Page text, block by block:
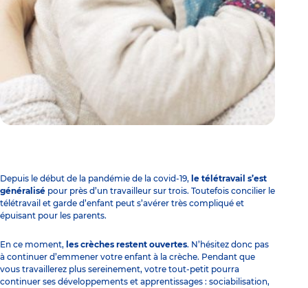
Depuis le début de la pandémie de la covid-19, le télétravail s’est
généralisé pour près d’un travailleur sur trois. Toutefois concilier le
télétravail et garde d’enfant peut s’avérer très compliqué et
épuisant pour les parents.
En ce moment, les crèches restent ouvertes. N’hésitez donc pas
à continuer d’emmener votre enfant à la crèche. Pendant que
vous travaillerez plus sereinement, votre tout-petit pourra
continuer ses développements et apprentissages : sociabilisation,